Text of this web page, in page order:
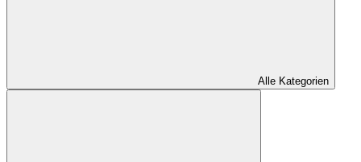
Alle Kategorien